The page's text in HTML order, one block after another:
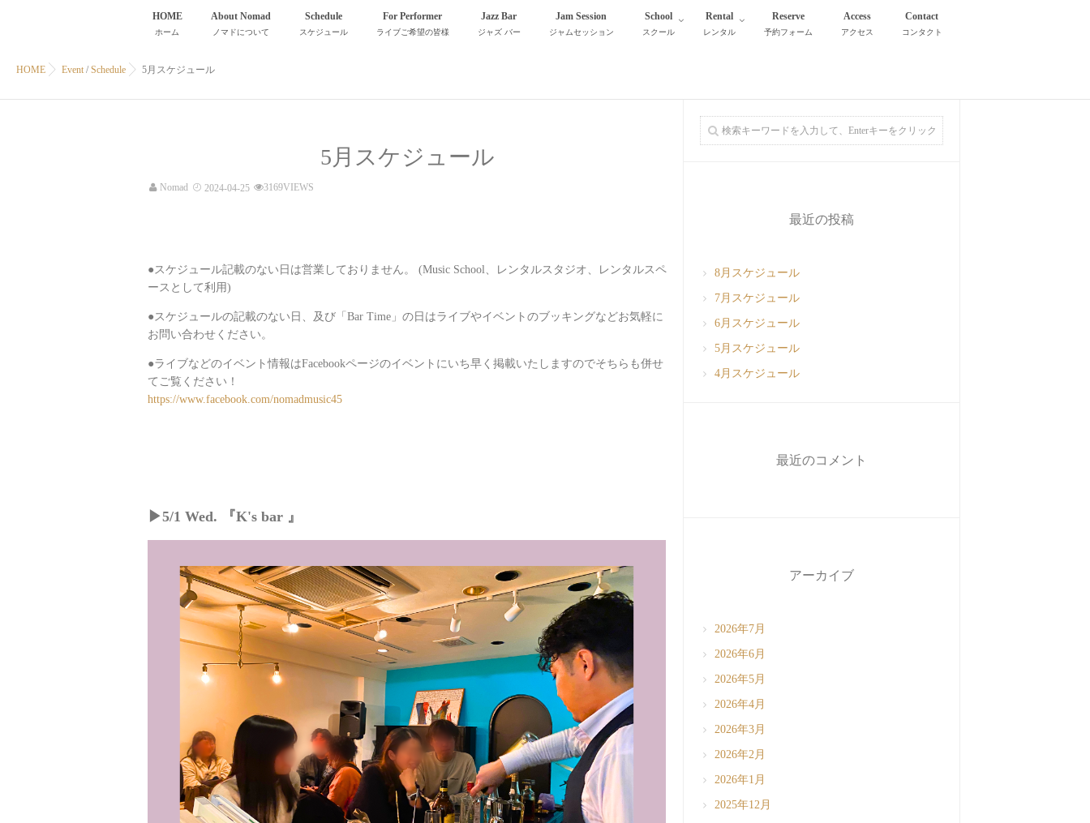
HOME
ホーム
About Nomad
ノマドについて
Schedule
スケジュール
For Performer
ライブご希望の皆様
Jazz Bar
ジャズ バー
Jam Session
ジャムセッション
School
スクール
Rental
レンタル
Reserve
予約フォーム
Access
アクセス
Contact
コンタクト
HOME Event /Schedule 5月スケジュール
5月スケジュール
Nomad 2024-04-25 3169VIEWS
●スケジュール記載のない日は営業しておりません。 (Music School、レンタルスタジオ、レンタルスペ
ースとして利用)
●スケジュールの記載のない日、及び「Bar Time」の日はライブやイベントのブッキングなどお気軽に
お問い合わせください。
●ライブなどのイベント情報はFacebookページのイベントにいち早く掲載いたしますのでそちらも併せ
てご覧ください！
https://www.facebook.com/nomadmusic45
▶︎5/1 Wed. 『K's bar 』
最近の投稿
8月スケジュール
7月スケジュール
6月スケジュール
5月スケジュール
4月スケジュール
最近のコメント
アーカイブ
2026年7月
2026年6月
2026年5月
2026年4月
2026年3月
2026年2月
2026年1月
2025年12月